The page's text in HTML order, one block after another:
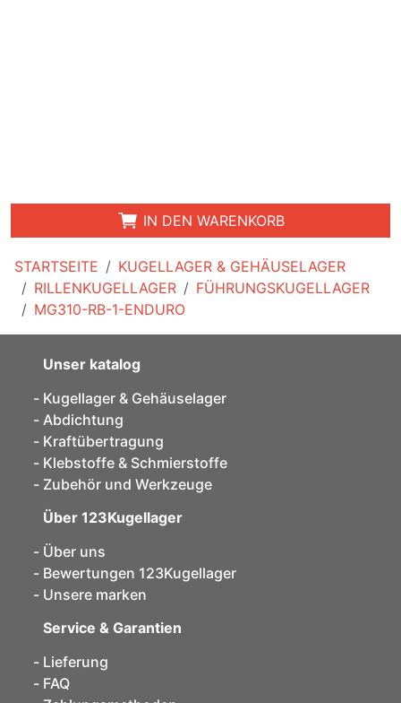
STARTSEITE
KUGELLAGER & GEHÄUSELAGER
RILLENKUGELLAGER
FÜHRUNGSKUGELLAGER
MG310-RB-1-ENDURO
IN DEN WARENKORB
Unser katalog
Kugellager & Gehäuselager
Abdichtung
Kraftübertragung
Klebstoffe & Schmierstoffe
Zubehör und Werkzeuge
Über 123Kugellager
Über uns
Bewertungen 123Kugellager
Unsere marken
Service & Garantien
Lieferung
FAQ